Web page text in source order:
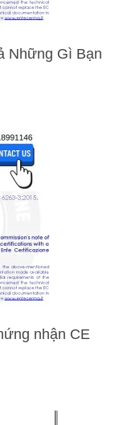
Những Gì Bạn
nhận CE